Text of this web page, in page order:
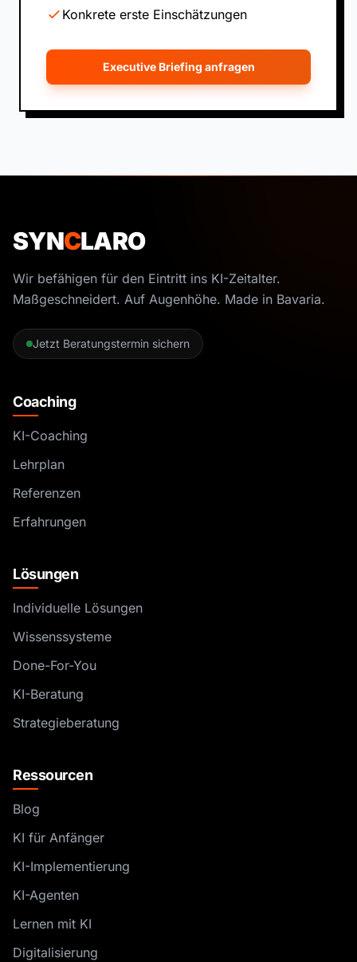
Konkrete erste Einschätzungen
Executive Briefing anfragen
SYNCLARO
Wir befähigen für den Eintritt ins KI-Zeitalter.
Maßgeschneidert. Auf Augenhöhe. Made in Bavaria.
Jetzt Beratungstermin sichern
Coaching
KI-Coaching
Lehrplan
Referenzen
Erfahrungen
Lösungen
Individuelle Lösungen
Wissenssysteme
Done-For-You
KI-Beratung
Strategieberatung
Ressourcen
Blog
KI für Anfänger
KI-Implementierung
KI-Agenten
Lernen mit KI
Digitalisierung